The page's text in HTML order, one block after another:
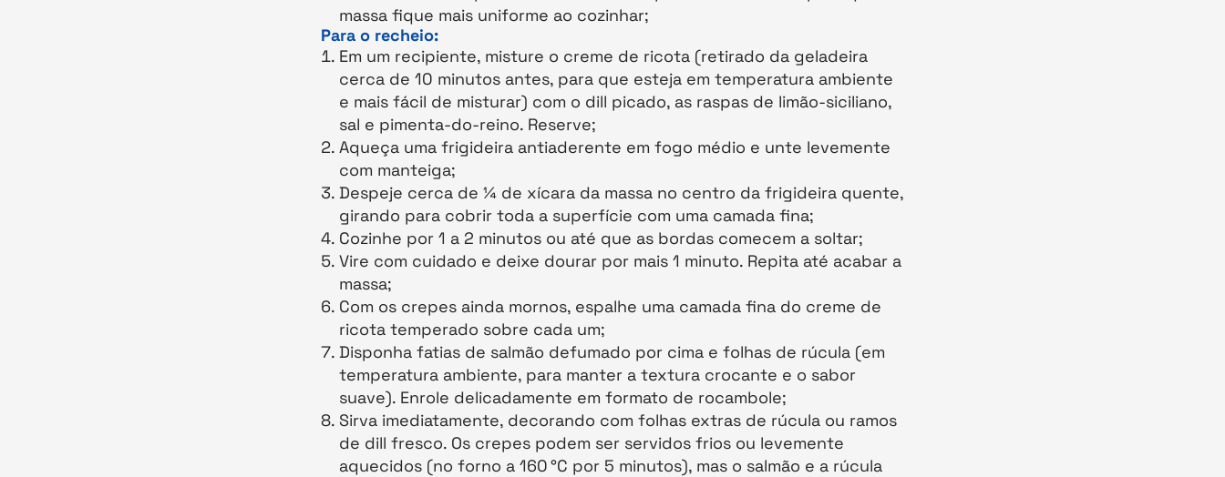
massa fique mais uniforme ao cozinhar;
Para o recheio:
Em um recipiente, misture o creme de ricota (retirado da geladeira
cerca de 10 minutos antes, para que esteja em temperatura ambiente
e mais fácil de misturar) com o dill picado, as raspas de limão-siciliano,
sal e pimenta-do-reino. Reserve;
Aqueça uma frigideira antiaderente em fogo médio e unte levemente
com manteiga;
Despeje cerca de ¼ de xícara da massa no centro da frigideira quente,
girando para cobrir toda a superfície com uma camada fina;
Cozinhe por 1 a 2 minutos ou até que as bordas comecem a soltar;
Vire com cuidado e deixe dourar por mais 1 minuto. Repita até acabar a
massa;
Com os crepes ainda mornos, espalhe uma camada fina do creme de
ricota temperado sobre cada um;
Disponha fatias de salmão defumado por cima e folhas de rúcula (em
temperatura ambiente, para manter a textura crocante e o sabor
suave). Enrole delicadamente em formato de rocambole;
Sirva imediatamente, decorando com folhas extras de rúcula ou ramos
de dill fresco. Os crepes podem ser servidos frios ou levemente
aquecidos (no forno a 160 °C por 5 minutos), mas o salmão e a rúcula